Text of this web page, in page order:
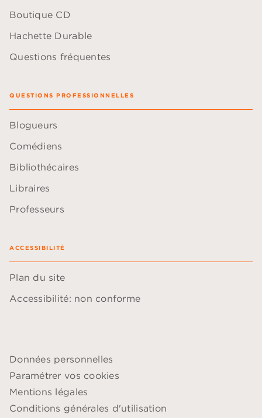
Boutique CD
Hachette Durable
Questions fréquentes
QUESTIONS PROFESSIONNELLES
Blogueurs
Comédiens
Bibliothécaires
Libraires
Professeurs
ACCESSIBILITÉ
Plan du site
Accessibilité: non conforme
Données personnelles
Paramétrer vos cookies
Mentions légales
Conditions générales d'utilisation